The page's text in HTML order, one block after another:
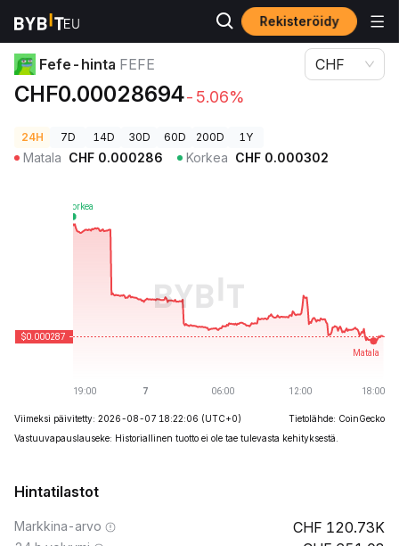
Rekisteröidy
Kryptohinnat
Fefe-hinta FEFE
CHF0.00028694-5.06%
CHF
24H 7D 14D 30D 60D 200D 1Y
Matala CHF 0.000286 Korkea CHF 0.000302
Viimeksi päivitetty: 2026-08-07 18:22:06 (UTC+0)
Tietolähde: CoinGecko
Vastuuvapauslauseke: Historiallinen tuotto ei ole tae tulevasta kehityksestä.
Hintatilastot
Markkina-arvo 120.73K